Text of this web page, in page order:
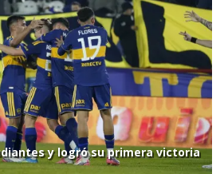
y logró su primera victoria